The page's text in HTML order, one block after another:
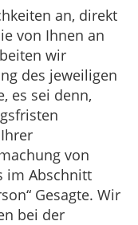
an, direkt
von Ihnen an
wir
des jeweiligen
es sei denn,
von
im Abschnitt
Gesagte. Wir
bei der